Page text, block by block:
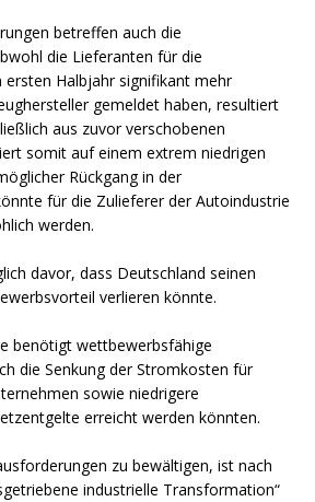
betreffen auch die
die Lieferanten für die
Halbjahr signifikant mehr
gemeldet haben, resultiert
aus zuvor verschobenen
somit auf einem extrem niedrigen
Rückgang in der
für die Zulieferer der Autoindustrie
werden.
davor, dass Deutschland seinen
verlieren könnte.
benötigt wettbewerbsfähige
die Senkung der Stromkosten für
sowie niedrigere
erreicht werden könnten.
zu bewältigen, ist nach
industrielle Transformation“